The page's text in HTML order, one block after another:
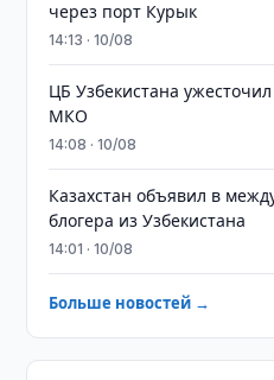
через порт Курык
14:13 · 10/08
ЦБ Узбекистана
МКО
14:08 · 10/08
Казахстан объявил в
блогера из Узбекистана
14:01 · 10/08
Больше новостей →